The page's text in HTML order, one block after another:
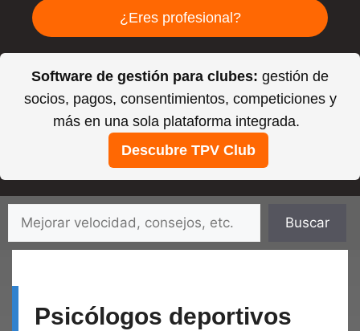
¿Eres profesional?
Software de gestión para clubes: gestión de
socios, pagos, consentimientos, competiciones y
más en una sola plataforma integrada.
Descubre TPV Club
Saltar
contenido
Buscar
Psicólogos deportivos